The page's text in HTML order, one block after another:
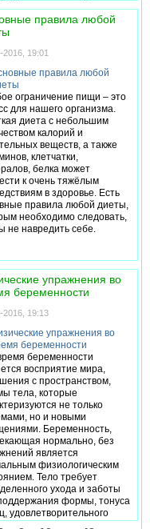
проводимости
Последнее происходит
происходящих спазмов
утолщения их стенок,
бронхов, что
при высоком
слизи и мокроты.
правила любой
2016, 19:01
ограничение пищи – это
для нашего организма.
диета с небольшим
калорий и
веществ, а также
клетчатки,
белка может
к очень тяжёлым
в здоровье. Есть
правила любой диеты,
необходимо следовать,
не навредить себе.
упражнения во
беременности
2016, 19:13
беременности
восприятие мира,
с пространством,
тела, которые
не только
но и новыми
Беременность,
нормально, без
является
физиологическим
Тело требует
ухода и заботы
формы, тонуса
удовлетворительного